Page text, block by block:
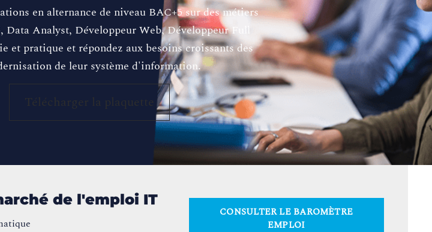
en alternance de niveau BAC+5 sur des métiers
Analyst, Développeur Web, Développeur Full
et pratique et répondez aux besoins croissants des
de leur système d'information.
Télécharger la plaquette
de l'emploi IT
CONSULTER LE BAROMÈTRE
EMPLOI